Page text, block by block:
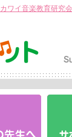
カワイ音楽教育研究会